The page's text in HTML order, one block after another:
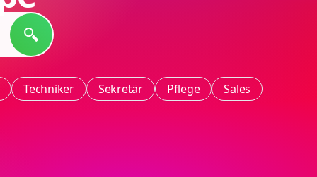
Techniker Sekretär Pflege
Sales